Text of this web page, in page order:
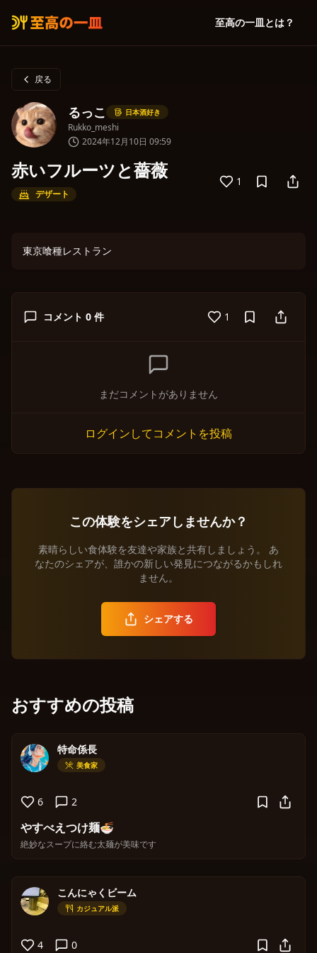
至高の一皿とは？
戻る
るっこ 日本酒好き
Rukko_meshi
2024年12月10日 09:59
赤いフルーツと薔薇
デザート
1
東京喰種レストラン
コメント 0 件 1
まだコメントがありません
ログインしてコメントを投稿
この体験をシェアしませんか？
素晴らしい食体験を友達や家族と共有しましょう。 あ
なたのシェアが、誰かの新しい発見につながるかもしれ
ません。
シェアする
おすすめの投稿
特命係長
美食家
6 2
やすべえつけ麺🍜
絶妙なスープに絡む太麺が美味です
こんにゃくビーム
カジュアル派
4 0